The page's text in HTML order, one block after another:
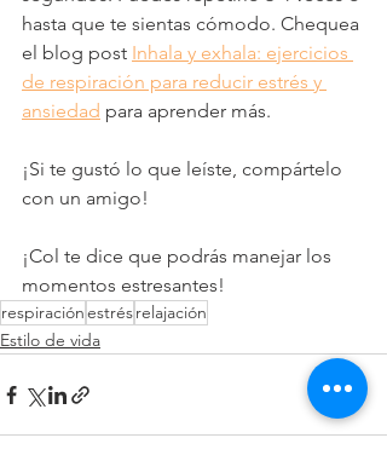
hasta que te sientas cómodo. Chequea
el blog post Inhala y exhala: ejercicios
de respiración para reducir estrés y
ansiedad para aprender más.
¡Si te gustó lo que leíste, compártelo
con un amigo!
¡Col te dice que podrás manejar los
momentos estresantes!
respiraciónestrésrelajación
Estilo de vida